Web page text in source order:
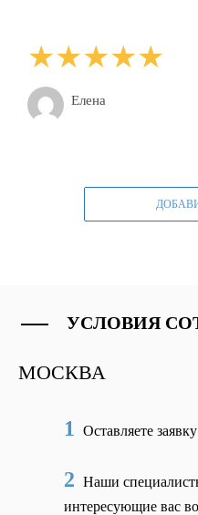
Елена
УСЛОВИЯ
МОСКВА
1 Оставляете
2 Наши
интересующие вас